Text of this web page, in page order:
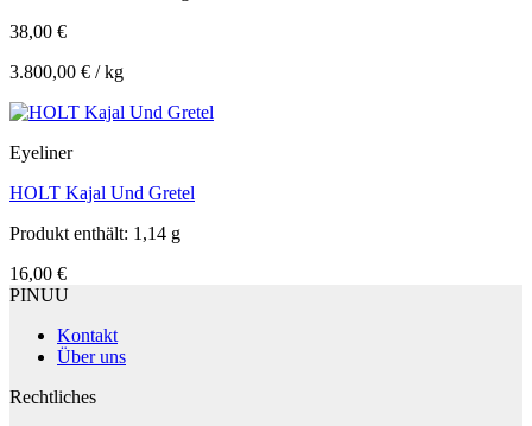
38,00 €
3.800,00 € /kg
Eyeliner
HOLT Kajal Und Gretel
Produkt enthält: 1,14 g
16,00 €
PINUU
Kontakt
Über uns
Rechtliches